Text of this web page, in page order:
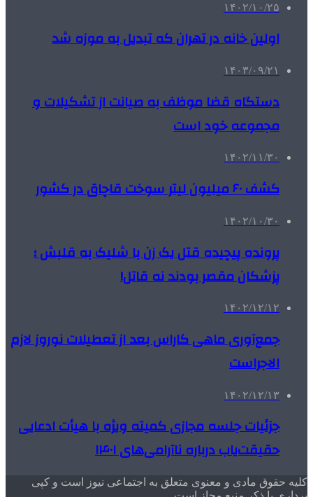
۱۴۰۲/۱۰/۲۵
اولین خانه در تهران که تبدیل به موزه شد
۱۴۰۳/۰۹/۲۱
دستگاه قضا موظف به صیانت از تشکیلات و
مجموعه خود است
۱۴۰۲/۱۱/۳۰
کشف ۶۰ میلیون لیتر سوخت قاچاق در کشور
۱۴۰۲/۱۰/۳۰
پرونده پیچیده قتل یک زن با شلیک به قلبش ؛
پزشکان مقصر بودند نه قاتل!
۱۴۰۲/۱۲/۱۲
جمع‌آوری ماهی کاراس بعد از تعطیلات نوروز لازم
الاجراست
۱۴۰۲/۱۲/۱۳
جزئیات جلسه مجازی کمیته ویژه با هیأت ادعایی
حقیقت‌یاب درباره ناآرامی‌های ۱۴۰۱
کلیه حقوق مادی و معنوی متعلق به اجتماعی نیوز است و کپی